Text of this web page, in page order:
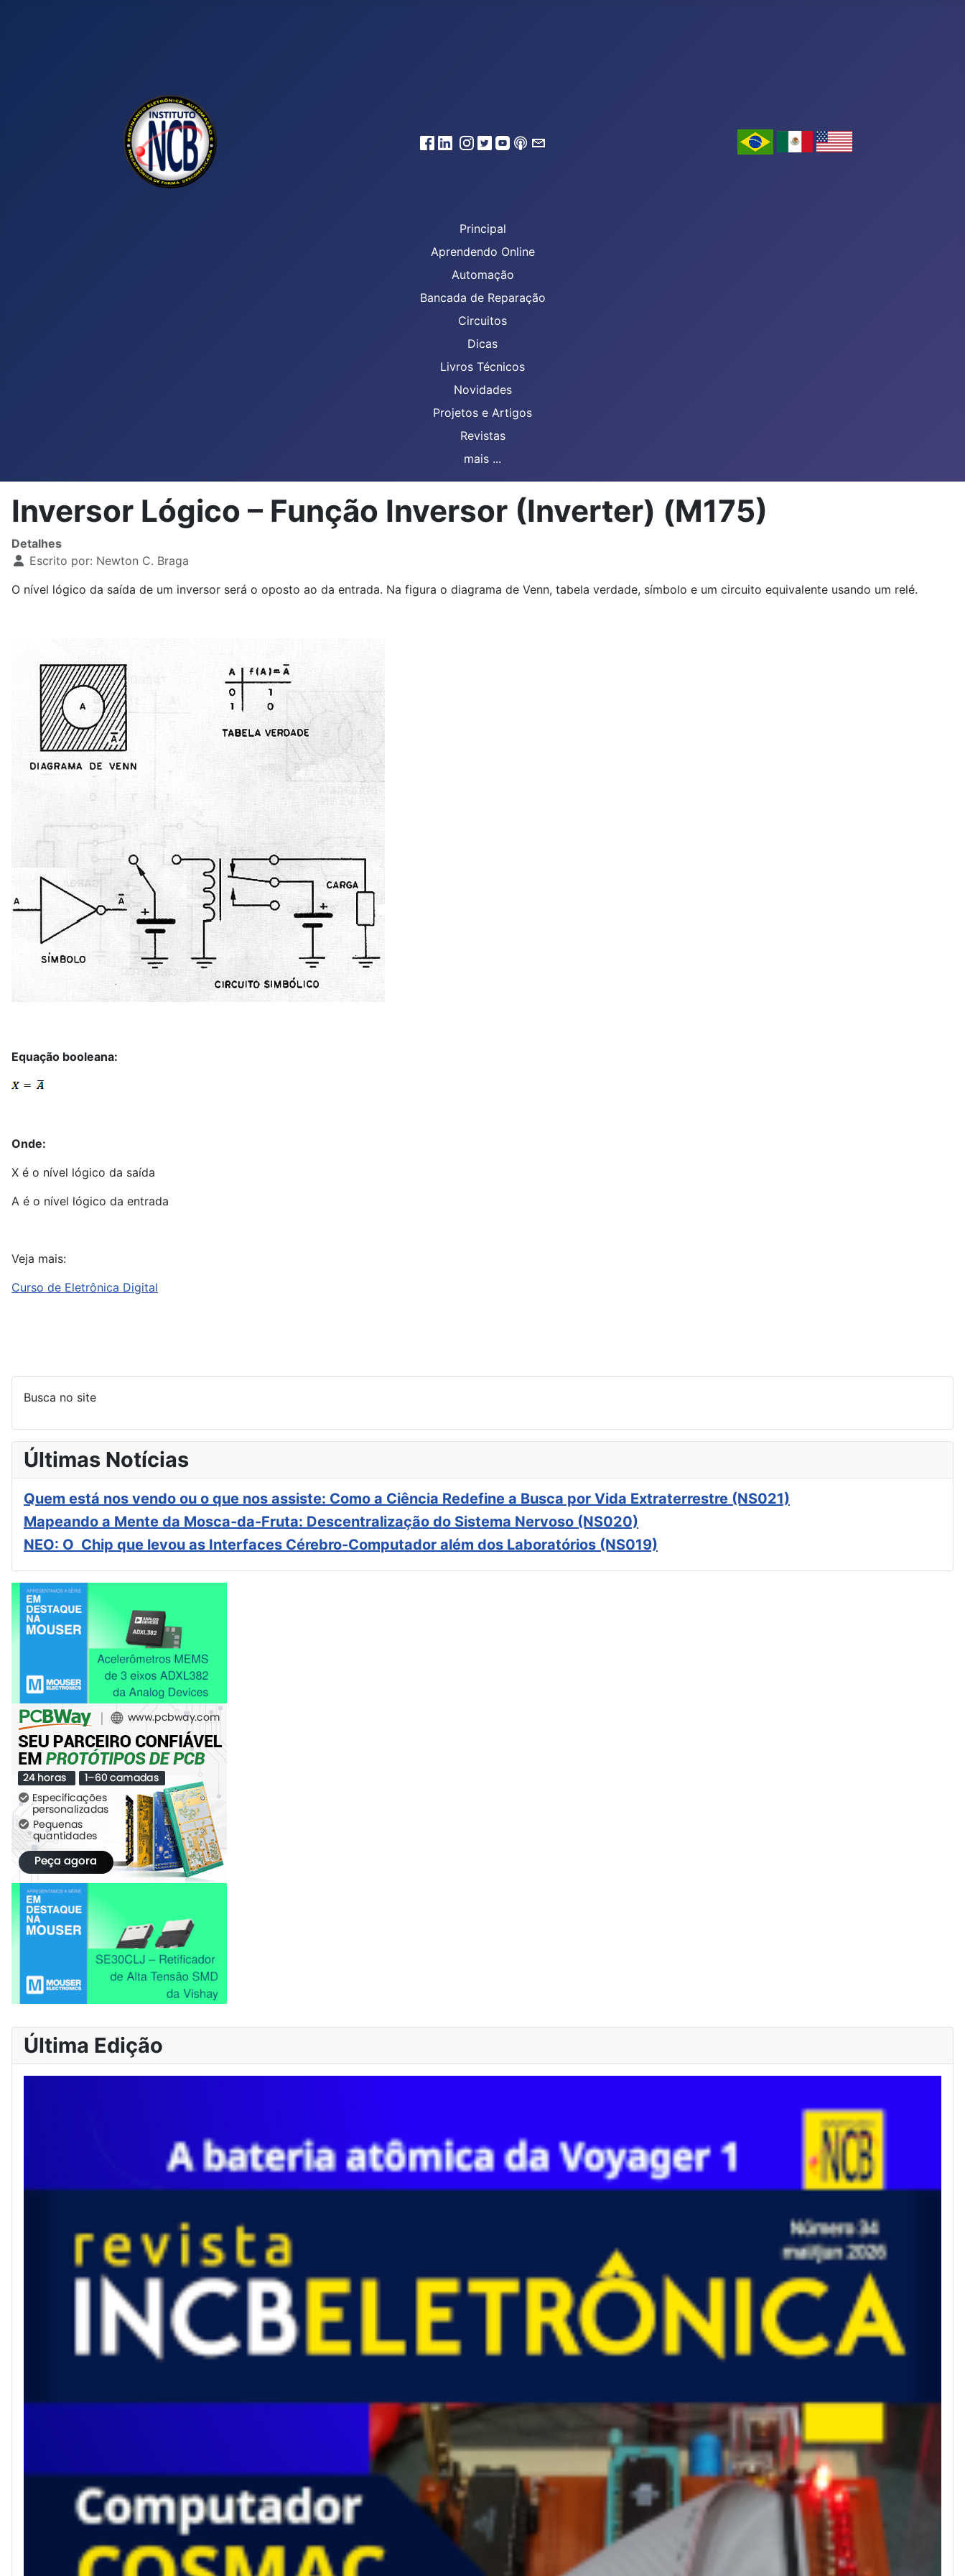
Principal
Aprendendo Online
Automação
Bancada de Reparação
Circuitos
Dicas
Livros Técnicos
Novidades
Projetos e Artigos
Revistas
mais ...
Inversor Lógico – Função Inversor (Inverter) (M175)
Detalhes
Escrito por: Newton C. Braga
O nível lógico da saída de um inversor será o oposto ao da entrada. Na figura o diagrama de Venn, tabela verdade, símbolo e um circuito equivalente usando um relé.
Equação booleana:
Onde:
X é o nível lógico da saída
A é o nível lógico da entrada
Veja mais:
Curso de Eletrônica Digital
Busca no site
Últimas Notícias
Quem está nos vendo ou o que nos assiste: Como a Ciência Redefine a Busca por Vida Extraterrestre (NS021)
Mapeando a Mente da Mosca-da-Fruta: Descentralização do Sistema Nervoso (NS020)
NEO: O Chip que levou as Interfaces Cérebro-Computador além dos Laboratórios (NS019)
Última Edição